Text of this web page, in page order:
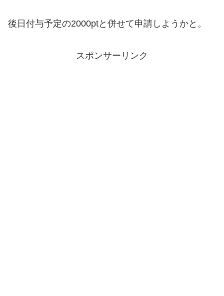
後日付与予定の2000ptと併せて申請しようかと。
スポンサーリンク